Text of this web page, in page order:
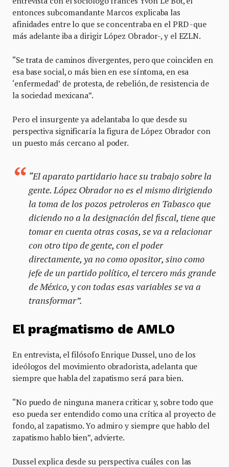
entonces subcomandante Marcos explicaba las
afinidades entre lo que se concentraba en el PRD -que
más adelante iba a dirigir López Obrador-, y el EZLN.
“Se trata de caminos divergentes, pero que coinciden en
esa base social, o más bien en ese síntoma, en esa
‘enfermedad’ de protesta, de rebelión, de resistencia de
la sociedad mexicana”.
Pero el insurgente ya adelantaba lo que desde su
perspectiva significaría la figura de López Obrador con
un puesto más cercano al poder.
“El aparato partidario hace su trabajo sobre la
gente. López Obrador no es el mismo dirigiendo
la toma de los pozos petroleros en Tabasco que
diciendo no a la designación del fiscal, tiene que
tomar en cuenta otras cosas, se va a relacionar
con otro tipo de gente, con el poder
directamente, ya no como opositor, sino como
jefe de un partido político, el tercero más grande
de México, y con todas esas variables se va a
transformar”.
El pragmatismo de AMLO
En entrevista, el filósofo Enrique Dussel, uno de los
ideólogos del movimiento obradorista, adelanta que
siempre que habla del zapatismo será para bien.
“No puedo de ninguna manera criticar y, sobre todo que
eso pueda ser entendido como una crítica al proyecto de
fondo, al zapatismo. Yo admiro y siempre que hablo del
zapatismo hablo bien”, advierte.
Dussel explica desde su perspectiva cuáles con las